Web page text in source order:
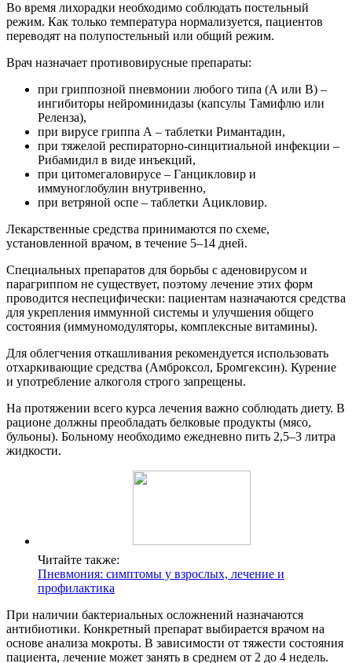
Во время лихорадки необходимо соблюдать постельный
режим. Как только температура нормализуется, пациентов
переводят на полупостельный или общий режим.
Врач назначает противовирусные препараты:
при гриппозной пневмонии любого типа (А или В) –
ингибиторы нейроминидазы (капсулы Тамифлю или
Реленза),
при вирусе гриппа А – таблетки Римантадин,
при тяжелой респираторно-синцитиальной инфекции –
Рибамидил в виде инъекций,
при цитомегаловирусе – Ганцикловир и
иммуноглобулин внутривенно,
при ветряной оспе – таблетки Ацикловир.
Лекарственные средства принимаются по схеме,
установленной врачом, в течение 5–14 дней.
Специальных препаратов для борьбы с аденовирусом и
парагриппом не существует, поэтому лечение этих форм
проводится неспецифически: пациентам назначаются средства
для укрепления иммунной системы и улучшения общего
состояния (иммуномодуляторы, комплексные витамины).
Для облегчения откашливания рекомендуется использовать
отхаркивающие средства (Амброксол, Бромгексин). Курение
и употребление алкоголя строго запрещены.
На протяжении всего курса лечения важно соблюдать диету. В
рационе должны преобладать белковые продукты (мясо,
бульоны). Больному необходимо ежедневно пить 2,5–3 литра
жидкости.
Читайте также:
Пневмония: симптомы у взрослых, лечение и
профилактика
При наличии бактериальных осложнений назначаются
антибиотики. Конкретный препарат выбирается врачом на
основе анализа мокроты. В зависимости от тяжести состояния
пациента, лечение может занять в среднем от 2 до 4 недель.